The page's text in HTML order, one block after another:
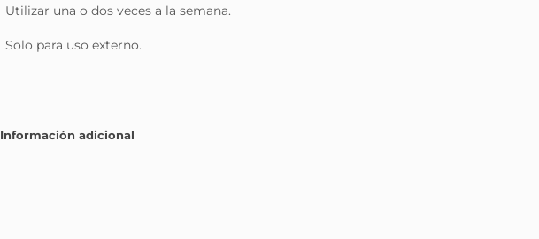
Utilizar una o dos veces a la semana.
Solo para uso externo.
Información adicional